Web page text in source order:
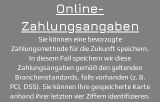
Online-
Zahlungsangaben
Sie können eine bevorzugte
Zahlungsmethode für die Zukunft speichern.
In diesem Fall speichern wir diese
Zahlungsangaben gemäß den geltenden
Branchenstandards, falls vorhanden (z. B.
PCI, DSS). Sie können Ihre gespeicherte Karte
anhand ihrer letzten vier Ziffern identifizieren.